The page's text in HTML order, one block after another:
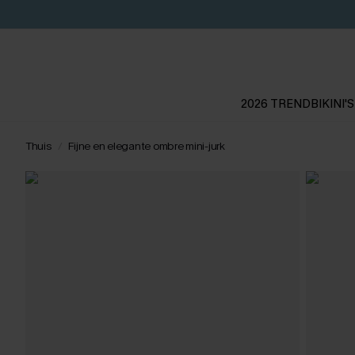
2026 TRENDBIKINI'S
Thuis Fijne en elegante ombre mini-jurk